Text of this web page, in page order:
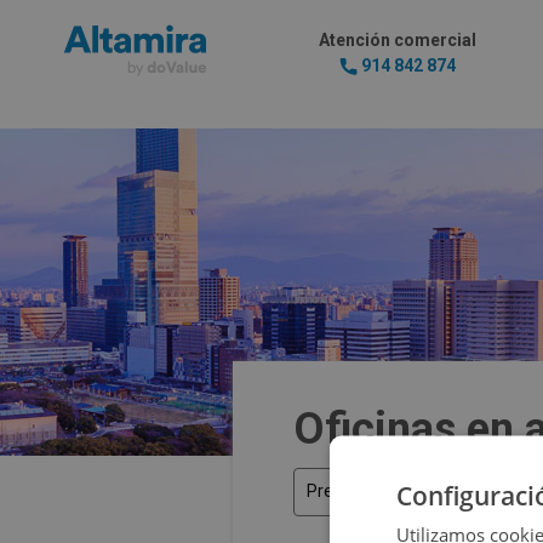
Atención comercial
914 842 874
Oficinas en
Precio
Utilizamos